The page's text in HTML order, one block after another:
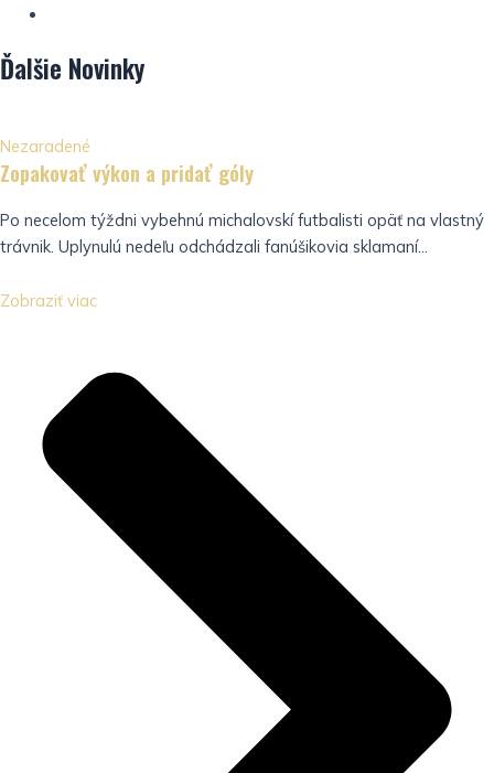
Ďalšie Novinky
Nezaradené
Zopakovať výkon a pridať góly
Po necelom týždni vybehnú michalovskí futbalisti opäť na vlastný
trávnik. Uplynulú nedeľu odchádzali fanúšikovia sklamaní...
Zobraziť viac